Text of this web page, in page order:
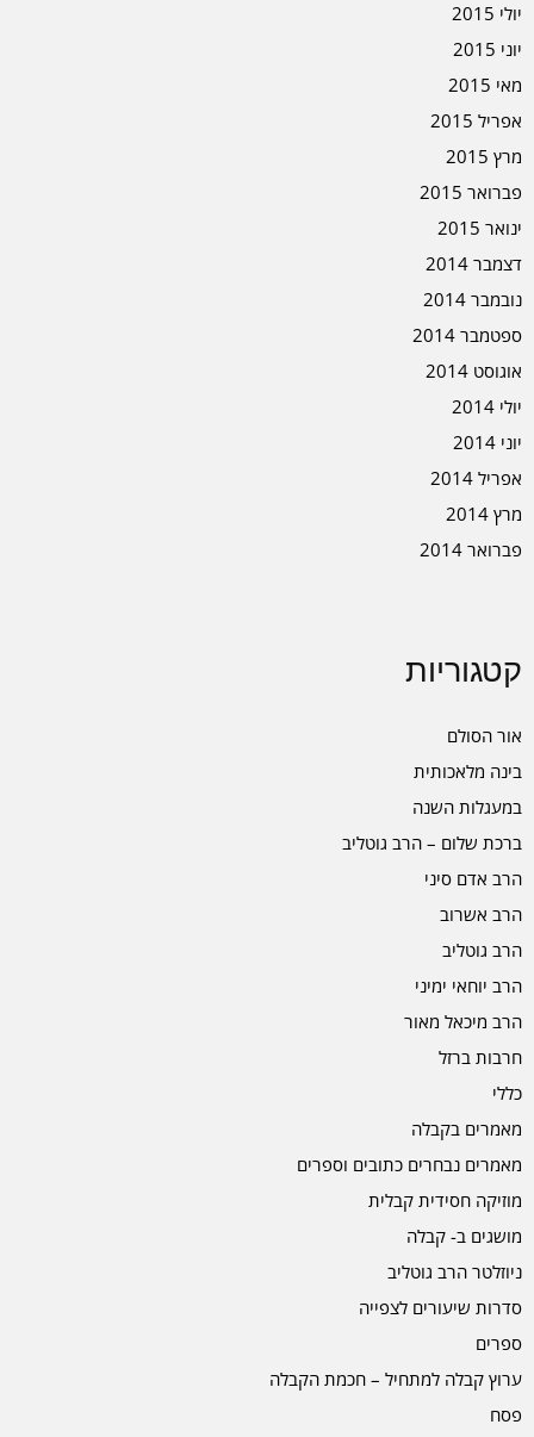
יולי 2015
יוני 2015
מאי 2015
אפריל 2015
מרץ 2015
פברואר 2015
ינואר 2015
דצמבר 2014
נובמבר 2014
ספטמבר 2014
אוגוסט 2014
יולי 2014
יוני 2014
אפריל 2014
מרץ 2014
פברואר 2014
קטגוריות
אור הסולם
בינה מלאכותית
במעגלות השנה
ברכת שלום – הרב גוטליב
הרב אדם סיני
הרב אשרוב
הרב גוטליב
הרב יוחאי ימיני
הרב מיכאל מאור
חרבות ברזל
כללי
מאמרים בקבלה
מאמרים נבחרים כתובים וספרים
מוזיקה חסידית קבלית
מושגים ב- קבלה
ניוזלטר הרב גוטליב
סדרות שיעורים לצפייה
ספרים
ערוץ קבלה למתחיל – חכמת הקבלה
פסח